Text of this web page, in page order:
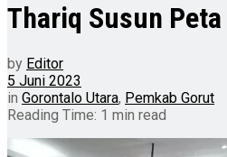
Thariq Susun
by Editor
5 Juni 2023
in Gorontalo Utara, Pemkab Gorut
Reading Time: 1 min read